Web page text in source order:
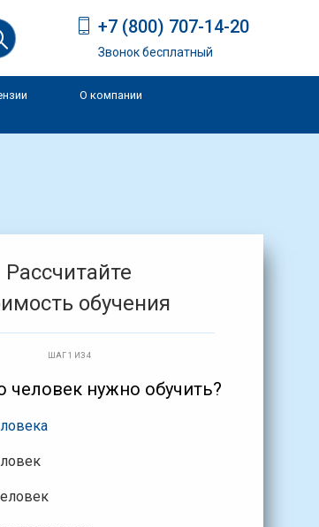
+7 (800) 707-14-20
Звонок бесплатный
О компании
Рассчитайте
обучения
ШАГ 1 ИЗ 4
человек нужно обучить?